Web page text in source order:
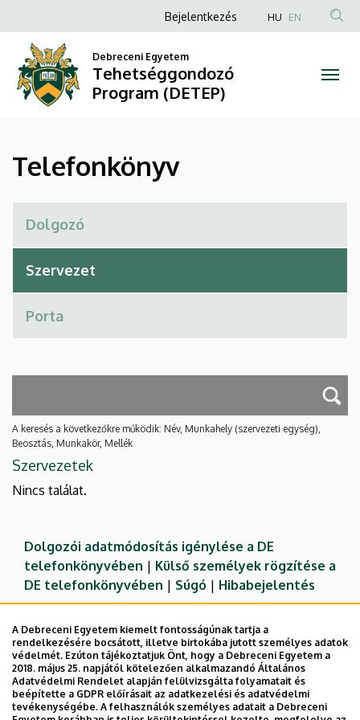
Telefonkönyv
Tehetséggondozó
Program
(DETEP)
a
tartalomra
Anonim
fiók
menüje
Bejelentkezés HU EN
Debreceni Egyetem
Tehetséggondozó
Program (DETEP)
Telefonkönyv
A keresés a következőkre működik: Név, Munkahely (szervezeti egység),
Beosztás, Munkakör, Mellék
Szervezetek
Nincs találat.
Dolgozói adatmódosítás igénylése a DE
telefonkönyvében | Külső személyek rögzítése a
DE telefonkönyvében | Súgó | Hibabejelentés
A Debreceni Egyetem kiemelt fontosságúnak tartja a
rendelkezésére bocsátott, illetve birtokába jutott személyes adatok
védelmét. Ezúton tájékoztatjuk Önt, hogy a Debreceni Egyetem a
2018. május 25. napjától kötelezően alkalmazandó Általános
Adatvédelmi Rendelet alapján felülvizsgálta folyamatait és
beépítette a GDPR előírásait az adatkezelési és adatvédelmi
tevékenységébe. A felhasználók személyes adatait a Debreceni